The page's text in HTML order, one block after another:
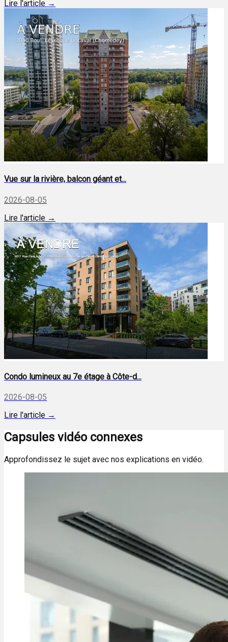
Lire l'article →
Vue sur la rivière, balcon géant et...
2026-08-05
Lire l'article →
Condo lumineux au 7e étage à Côte-d...
2026-08-05
Lire l'article →
Capsules vidéo connexes
Approfondissez le sujet avec nos explications en vidéo.